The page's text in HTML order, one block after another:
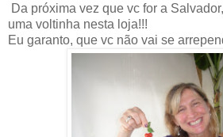
Da próxima vez que vc for a
uma voltinha nesta loja!!!
Eu garanto, que vc não vai se